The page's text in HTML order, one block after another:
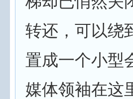
转还，可以绕
置成一个小型
媒体领袖在这